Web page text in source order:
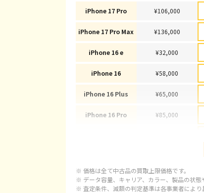
iPhone 17 Pro
iPhone 17 Pro Max
iPhone 16 e
iPhone 16
iPhone 16 Plus
iPhone 16 Pro
iPhone 15 Plus
¥106,000
¥136,000
¥32,000
¥58,000
¥65,000
¥85,000
¥45,000
※ 価格は全て中古品の買取上限価格です。
※ データ容量、キャリア、カラー、製品の状態
※ 査定条件、減額の判定基準は各事業者により